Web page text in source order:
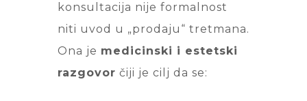
konsultacija nije formalnost
niti uvod u „prodaju“ tretmana.
Ona je medicinski i estetski
razgovor čiji je cilj da se: